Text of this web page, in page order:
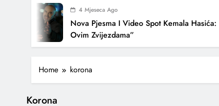
4 Mjeseca Ago
Nova Pjesma I Video Spot Kemala Hasića:
Ovim Zvijezdama”
Home korona
Korona